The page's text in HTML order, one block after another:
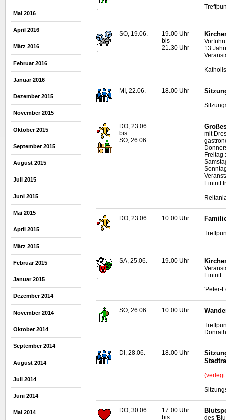
Mai 2016
April 2016
März 2016
Februar 2016
Januar 2016
Dezember 2015
November 2015
Oktober 2015
September 2015
August 2015
Juli 2015
Juni 2015
Mai 2015
April 2015
März 2015
Februar 2015
Januar 2015
Dezember 2014
November 2014
Oktober 2014
September 2014
August 2014
Juli 2014
Juni 2014
Mai 2014
.
SO, 19.06.
19.00 Uhr
bis
21.30 Uhr
13
MI, 22.06. 18.00 Uhr
.
DO, 23.06.
bis
SO, 26.06.
mit
Freitag
Eintritt
.
DO, 23.06. 10.00 Uhr
SA, 25.06. 19.00 Uhr
Eintritt
'Peter-
.
SO, 26.06. 10.00 Uhr
Donrath
DI, 28.06. 18.00 Uhr
DO, 30.06.
17.00 Uhr
bis
des